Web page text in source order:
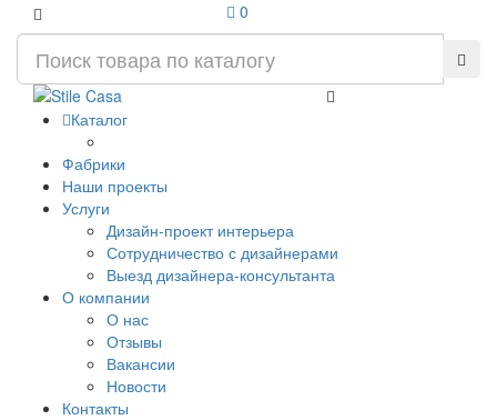
0
Каталог
Фабрики
Наши проекты
Услуги
Дизайн-проект интерьера
Сотрудничество с дизайнерами
Выезд дизайнера-консультанта
О компании
О нас
Отзывы
Вакансии
Новости
Контакты